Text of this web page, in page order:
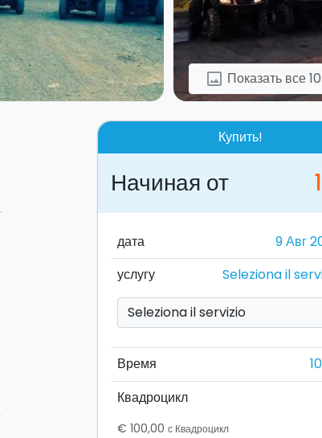
image Показать все
Купить!
Начиная от
дата
услугу Seleziona il
Время
Квадроцикл
€ 100,00 с Квадроцикл